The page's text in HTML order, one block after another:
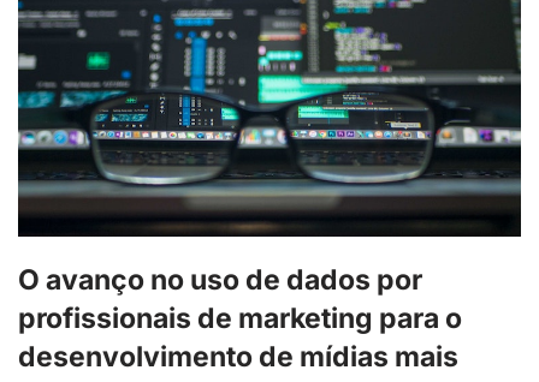
O avanço no uso de dados por
profissionais de marketing para o
desenvolvimento de mídias mais